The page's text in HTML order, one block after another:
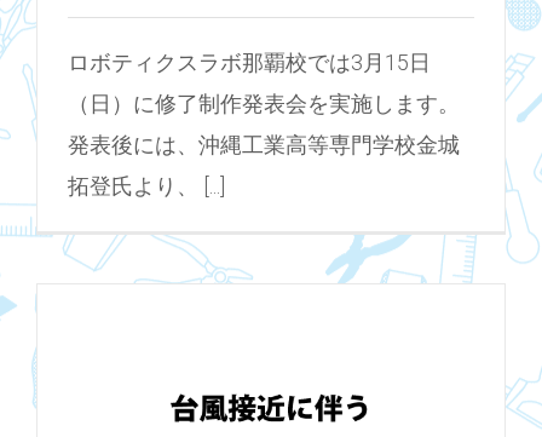
ロボティクスラボ那覇校では3月15日
（日）に修了制作発表会を実施します。
発表後には、沖縄工業高等専門学校金城
拓登氏より、 [...]